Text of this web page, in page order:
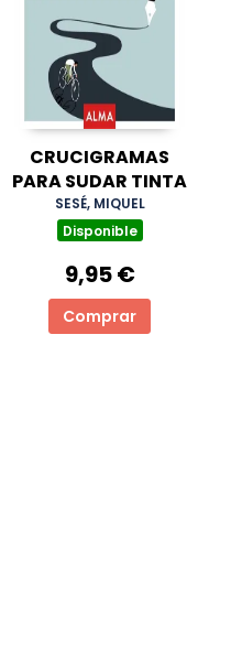
CRUCIGRAMAS
PARA SUDAR TINTA
SESÉ, MIQUEL
Disponible
9,95 €
Comprar